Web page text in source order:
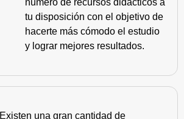
número de recursos didácticos a
tu disposición con el objetivo de
hacerte más cómodo el estudio
y lograr mejores resultados.
Existen una gran cantidad de